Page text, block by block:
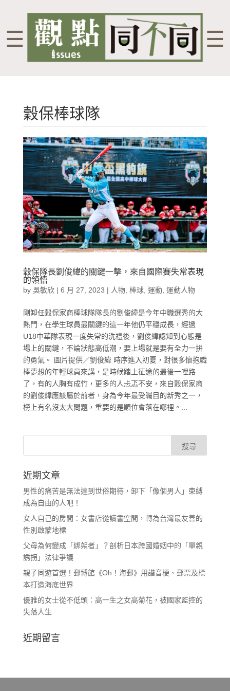
☰ ☰
穀保棒球隊
穀保隊長劉俊緯的關鍵一擊，來自國際賽失常表現
的領悟
by 吳敏欣| 6 月 27, 2023 | 人物, 棒球, 運動 運動人物
剛卸任穀保家商棒球隊隊長的劉俊緯是今年中職選秀的大
熱門，在學生球員最關鍵的這一年他仍平穩成長，經過
U18中華隊表現一度失常的洗禮後，劉俊緯認知到心態是
場上的關鍵，不論狀態高低潮，要上場就是要有全力一拚
的勇氣。 圖片提供／劉俊緯 時序進入初夏，對很多懷抱職
棒夢想的年輕球員來講，是時候踏上征途的最後一哩路
了，有的人胸有成竹，更多的人忐忑不安，來自穀保家商
的劉俊緯應該屬於前者，身為今年最受矚目的新秀之一，
榜上有名沒太大問題，重要的是順位會落在哪裡。...
近期文章
男性的痛苦是無法達到世俗期待，卸下「像個男人」束縛
成為自由的人吧！
女人自己的房間：女書店從讀書空間，轉為台灣最友善的
性別啟蒙地標
父母為何變成「綁架者」？剖析日本跨國婚姻中的「單親
誘拐」法律爭議
親子同遊首選！郵博館《Oh！海郵》用諧音梗、郵票及標
本打造海底世界
優雅的女士從不低頭：高一生之女高菊花，被國家監控的
失落人生
近期留言